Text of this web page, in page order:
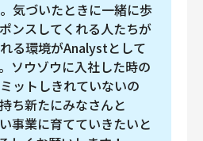
気づいたときに一緒に歩
ンスしてくれる人たちが
る環境がAnalystとして
ソウゾウに入社した時の
ットしきれていないの
ち新たにみなさんと
事業に育てていきたいと